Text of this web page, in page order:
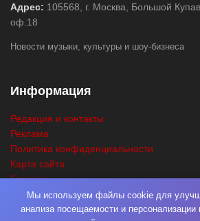
Адрес: 105568, г. Москва, Большой
оф.18
Новости музыки, культуры и шоу-бизнеса
Информация
Редакция и контакты
Реклама
Политика конфиденциальности
Карта сайта
Главная
ПоискМы используем файлы cookie для
анализа посещаемости и персонализации